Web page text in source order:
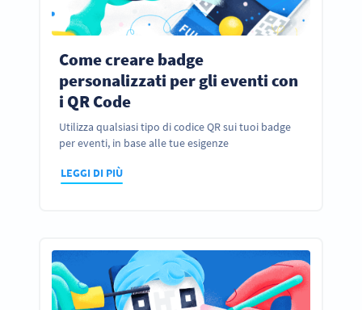
Come creare badge
personalizzati per gli eventi con
i QR Code
Utilizza qualsiasi tipo di codice QR sui tuoi badge
per eventi, in base alle tue esigenze
LEGGI DI PIÙ